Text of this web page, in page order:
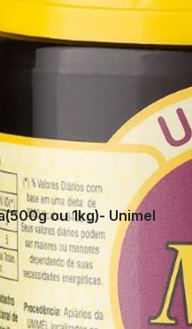
ou 1kg)- Unimel